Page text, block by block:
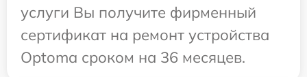
услуги Вы получите фирменный
сертификат на ремонт устройства
Optoma сроком на 36 месяцев.